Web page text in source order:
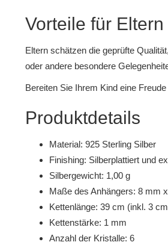
Vorteile für
Eltern schätzen die geprüfte
oder andere besondere
Bereiten Sie Ihrem Kind eine
Produktdetails
Material: 925 Sterling Silber
Finishing: Silberplattiert und
Silbergewicht: 1,00 g
Maße des Anhängers: 8 mm
Kettenlänge: 39 cm (inkl. 3
Kettenstärke: 1 mm
Anzahl der Kristalle: 6